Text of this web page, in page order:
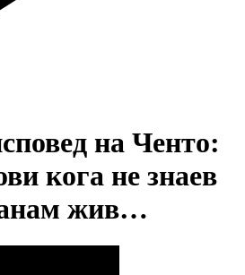
на Ченто:
кога не знаев
жив…